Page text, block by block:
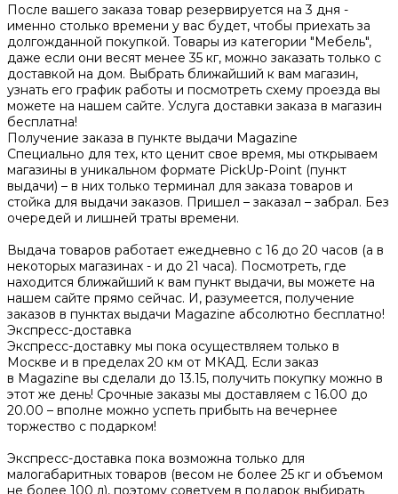
После вашего заказа товар резервируется на 3 дня -
именно столько времени у вас будет, чтобы приехать за
долгожданной покупкой. Товары из категории "Мебель",
даже если они весят менее 35 кг, можно заказать только с
доставкой на дом. Выбрать ближайший к вам магазин,
узнать его график работы и посмотреть схему проезда вы
можете на нашем сайте. Услуга доставки заказа в магазин
бесплатна!
Получение заказа в пункте выдачи Magazine
Специально для тех, кто ценит свое время, мы открываем
магазины в уникальном формате PickUp-Point (пункт
выдачи) – в них только терминал для заказа товаров и
стойка для выдачи заказов. Пришел – заказал – забрал. Без
очередей и лишней траты времени.
Выдача товаров работает ежедневно с 16 до 20 часов (а в
некоторых магазинах - и до 21 часа). Посмотреть, где
находится ближайший к вам пункт выдачи, вы можете на
нашем сайте прямо сейчас. И, разумеется, получение
заказов в пунктах выдачи Magazine абсолютно бесплатно!
Экспресс-доставка
Экспресс-доставку мы пока осуществляем только в
Москве и в пределах 20 км от МКАД. Если заказ
в Magazine вы сделали до 13.15, получить покупку можно в
этот же день! Срочные заказы мы доставляем с 16.00 до
20.00 – вполне можно успеть прибыть на вечернее
торжество с подарком!
Экспресс-доставка пока возможна только для
малогабаритных товаров (весом не более 25 кг и объемом
не более 100 л), поэтому советуем в подарок выбирать